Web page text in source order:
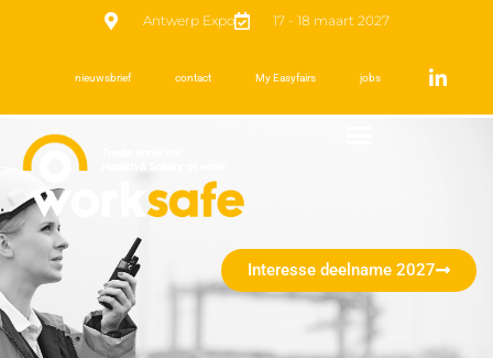
Antwerp Expo 17 - 18 maart 2027
nieuwsbrief contact My Easyfairs jobs
Interesse deelname 2027